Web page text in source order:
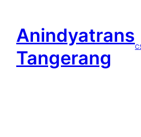
content
Anindyatrans
Tangerang